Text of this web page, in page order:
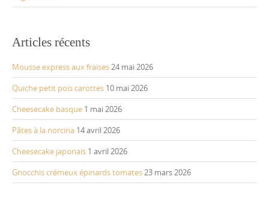
Articles récents
Mousse express aux fraises24 mai 2026
Quiche petit pois carottes 10 mai 2026
Cheesecake basque 1 mai 2026
Pâtes à la norcina 14 avril 2026
Cheesecake japonais 1 avril 2026
Gnocchis crémeux épinards tomates23 mars 2026